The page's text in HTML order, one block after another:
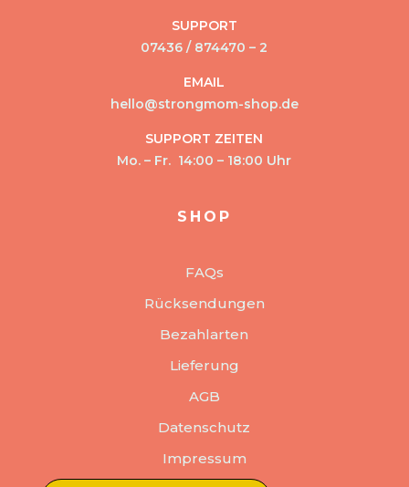
SUPPORT
07436 / 874470 – 2
EMAIL
hello@strongmom-shop.de
SUPPORT ZEITEN
Mo. – Fr. 14:00 – 18:00 Uhr
SHOP
FAQs
Rücksendungen
Bezahlarten
Lieferung
AGB
Datenschutz
Impressum